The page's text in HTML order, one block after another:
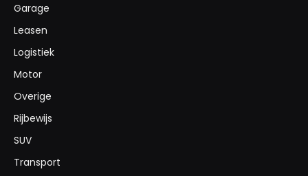
Garage
Leasen
Logistiek
Motor
Overige
Rijbewijs
SUV
Transport